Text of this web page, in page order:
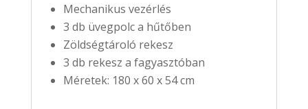
Mechanikus vezérlés
3 db üvegpolc a hűtőben
Zöldségtároló rekesz
3 db rekesz a fagyasztóban
Méretek: 180 x 60 x 54 cm